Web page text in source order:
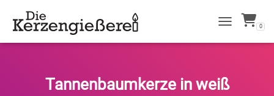
NAVIGATION
0
Tannenbaumkerze in weiß